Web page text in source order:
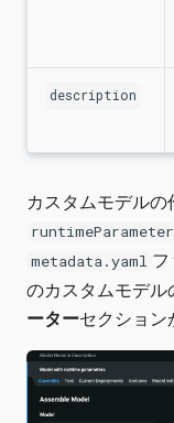
description
カスタムモデルの
metadata.yaml
のカスタムモデル
ーターセクション